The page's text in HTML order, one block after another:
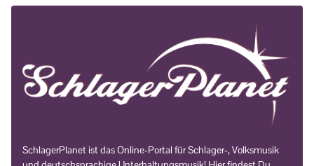
SchlagerPlanet ist das Online-Portal für Schlager-, Volksmusik